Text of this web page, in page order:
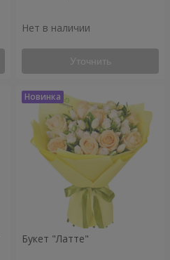
Нет в наличии
Уточнить
Букет "Латте"